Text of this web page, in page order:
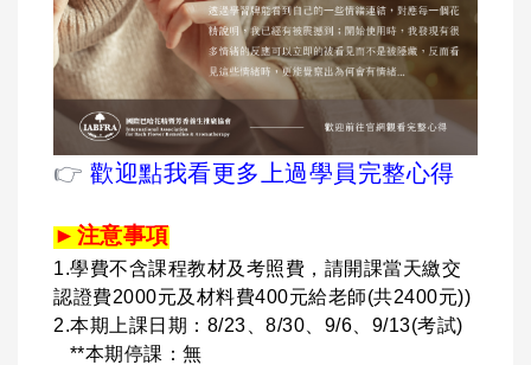
👉 歡迎點我看更多上過學員完整心得
►注意事項
1.學費不含課程教材及考照費，請開課當天繳交
認證費2000元及材料費400元給老師(共2400元))
2.本期上課日期：8/23、8/30、9/6、9/13(考試)
**本期停課：無